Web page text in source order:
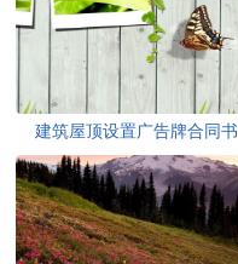
建筑屋顶设置广告牌合同书